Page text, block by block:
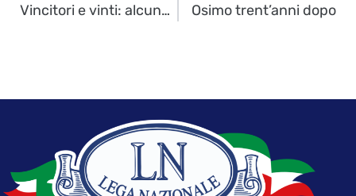
Vincitori e vinti: alcune conclusioni a margine del convegno Osimo trent’anni dopo